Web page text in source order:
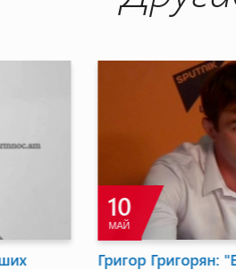
Апетнак Кургинян: Не можем